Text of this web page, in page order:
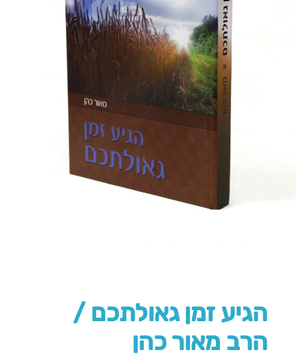
הגיע זמן גאולתכם /
הרב מאור כהן